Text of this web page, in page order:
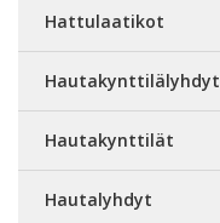
Hattulaatikot
Hautakynttilälyhdyt
Hautakynttilät
Hautalyhdyt